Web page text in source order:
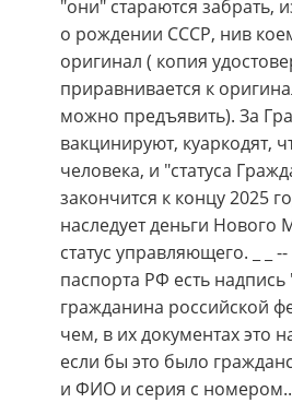
"они" стараются забрать,
о рождении СССР, нив
оригинал ( копия
приравнивается к
можно предъявить). За
вакцинируют, куаркодят,
человека, и "статуса
закончится к концу 2025
наследует деньги Нового
статус управляющего. _ _
паспорта РФ есть надпись
гражданина российской
чем, в их документах это
если бы это было
и ФИО и серия с